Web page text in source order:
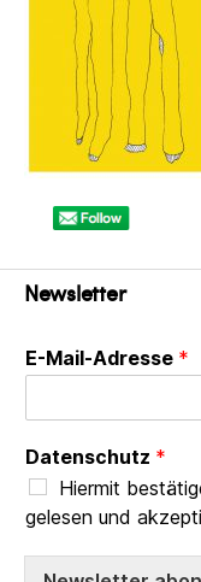
Newsletter
E-Mail-Adresse *
Datenschutz *
Hiermit
gelesen und